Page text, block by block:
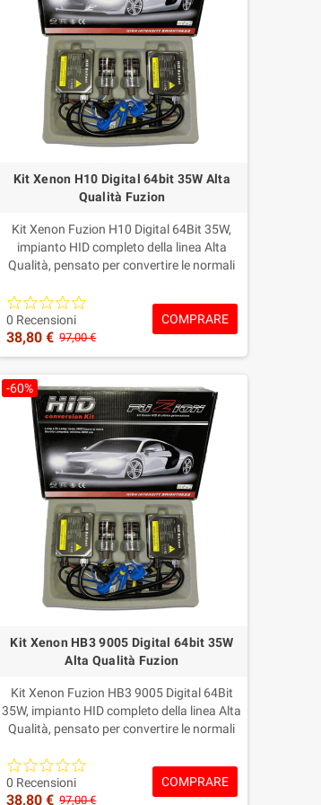
Kit Xenon H10 Digital 64bit 35W Alta
Qualità Fuzion
Kit Xenon Fuzion H10 Digital 64Bit 35W,
impianto HID completo della linea Alta
Qualità, pensato per convertire le normali
più intensa, pulita e moderna.Include
centraline/Ballast Digital 35W, lampade
Xenon H10 e colorazione a scelta.Garanzia
Fuzion: 2 anni sulle centraline e 1 anno sulle
dopo l’acquisto.
0 Recensioni
38,80 € 97,00 €
COMPRARE
-60%
Kit Xenon HB3 9005 Digital 64bit 35W
Alta Qualità Fuzion
Kit Xenon Fuzion HB3 9005 Digital 64Bit
35W, impianto HID completo della linea Alta
Qualità, pensato per convertire le normali
Xenon più intensa, pulita e
moderna.Include centraline/Ballast Digital
35W, lampade Xenon HB3 9005 e
0 Recensioni
38,80 € 97,00 €
COMPRARE